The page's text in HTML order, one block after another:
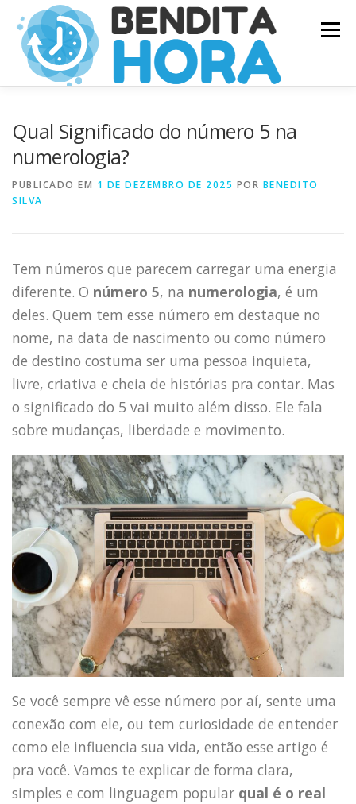
Pular
para
conteúdo
Menu
Qual Significado do número 5 na
numerologia?
PUBLICADO EM 1 DE DEZEMBRO DE 2025 POR BENEDITO
SILVA
Tem números que parecem carregar uma energia
diferente. O número 5, na numerologia, é um
deles. Quem tem esse número em destaque no
nome, na data de nascimento ou como número
de destino costuma ser uma pessoa inquieta,
livre, criativa e cheia de histórias pra contar. Mas
o significado do 5 vai muito além disso. Ele fala
sobre mudanças, liberdade e movimento.
Se você sempre vê esse número por aí, sente uma
conexão com ele, ou tem curiosidade de entender
como ele influencia sua vida, então esse artigo é
pra você. Vamos te explicar de forma clara,
simples e com linguagem popular qual é o real